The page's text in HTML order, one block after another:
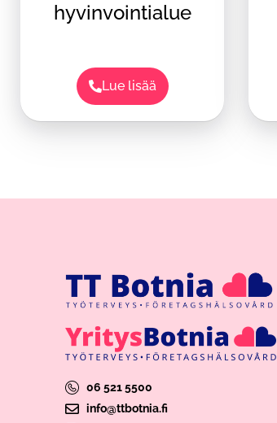
hyvinvointialue
Lue lisää
06 521 5500
info@ttbotnia.fi